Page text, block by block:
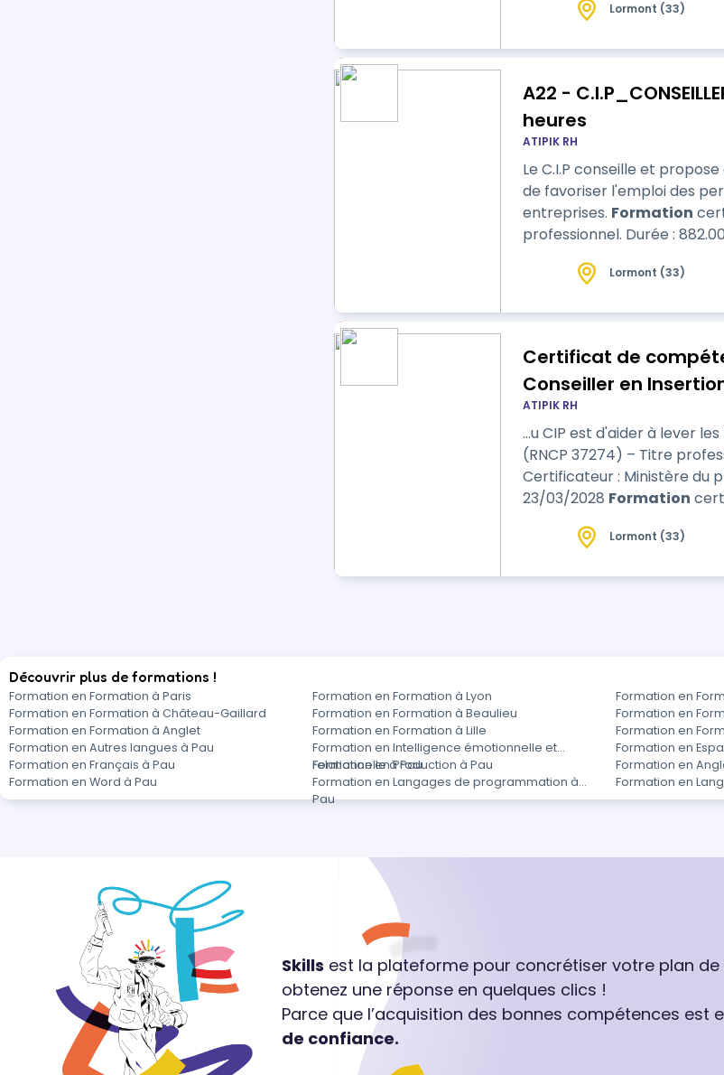
professionnel. Durée : 948.00 heures : 551 heures de formation en centre, 9
Lormont (33)
A22 -
heures
ATIPIK RH
Le C.I.P conseille et
de favoriser l'emploi des
entreprises. Formation
professionnel. Durée : 882.00 heures en moyenne de formation en centre et 385
compétences métier, des
Lormont (33)
Certificat de
Conseiller en
ATIPIK RH
…u CIP est d'aider à lever les
(RNCP 37274) – Titre
Certificateur : Ministère du
23/03/2028 Formation
professionnel. Durée : 371 heures : 231 heures de formation en centre, 7 heures
Lormont (33)
Découvrir plus de formations !
Formation en Formation à Paris Formation en Formation à Lyon Formation en
Formation en Formation à Château-Gaillard
Formation en Formation à Beaulieu Formation en
Formation en Formation à Anglet
Formation en Formation à Lille Formation en
Formation en Autres langues à Pau
Formation en Intelligence émotionnelle et
relationnelle à Pau
Formation en
Formation en Français à Pau
Formation en Production à Pau Formation en
Formation en Word à Pau
Formation en Langages de programmation à
Pau
Formation en
Skills est la plateforme pour concrétiser votre plan
obtenez une réponse en quelques clics !
Parce que l’acquisition des bonnes compétences est
de confiance.